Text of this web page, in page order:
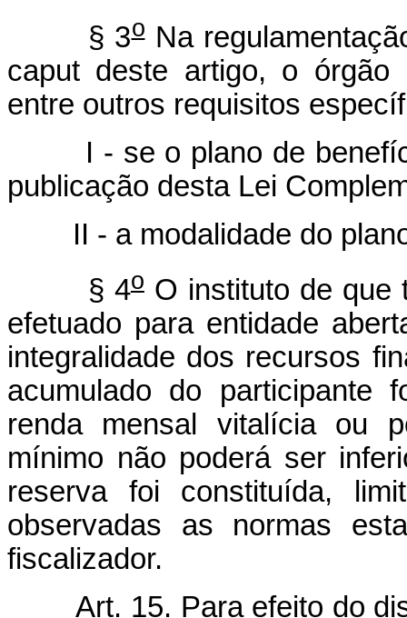
§ 3oNa
caput deste artigo, o órgão
entre outros requisitos
I - se o plano de
publicação desta Lei
II - a modalidade do
§ 4oO instituto de que
efetuado para entidade
integralidade dos recursos
acumulado do participante
renda mensal vitalícia ou
mínimo não poderá ser
reserva foi constituída,
observadas as normas
fiscalizador.
Art. 15. Para efeito do